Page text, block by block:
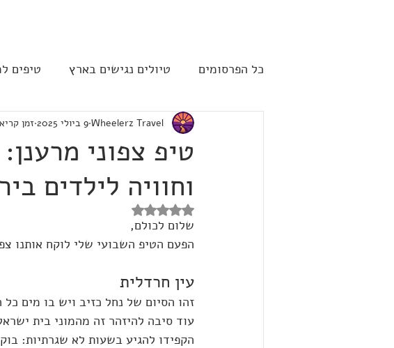
כל הפרסומים טיולים נגישים בארץ טיפים
שייט תענוגות - קרוז ארה"ב וצפון אמריקה
טיפ צפוני
וחוויה לילדים
Wheelerz Travel 9 ביולי 2025 זמן קריאה 1
דירוג של NaN מתוך 5 כוכבים
שלום לכולם,
הפעם הטיפ השבועי שלי לוקח אותנו
עין חרדלית
זהו הסיום של נחל כזיב ויש בו מים
עוד סיבה להיזהר זה מהמוני בית
הקפידו להגיע בשעות לא שגרתיות: